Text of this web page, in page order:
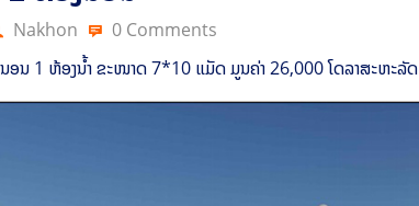
Nakhon
0 Comments
ອນ 1 ຫ້ອງນ້ຳ ຂະໜາດ 7*10 ແມັດ ມູນຄ່າ 26,000 ໂດລາສະຫະລັດ